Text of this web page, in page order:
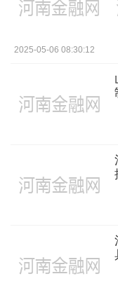
2025-05-06 08:30:12